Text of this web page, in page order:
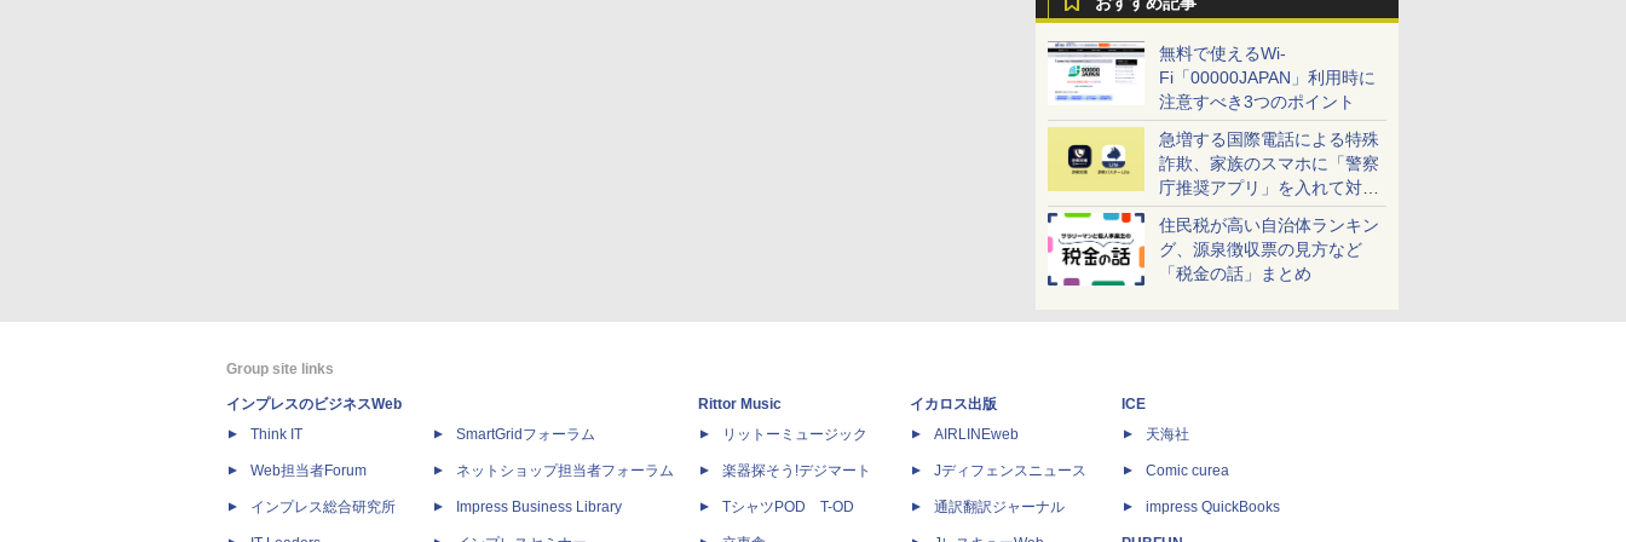
無料で使えるWi-
Fi「00000JAPAN」利用時に
注意すべき3つのポイント
急増する国際電話による特殊
詐欺、家族のスマホに「警察
庁推奨アプリ」を入れて対策
しよう！
住民税が高い自治体ランキン
グ、源泉徴収票の見方など
「税金の話」まとめ
Group site links
インプレスのビジネスWeb
Think IT
Web担当者Forum
インプレス総合研究所
SmartGridフォーラム
ネットショップ担当者フォーラム
Impress Business Library
Rittor Music
リットーミュージック
楽器探そう!デジマート
TシャツPOD T-OD
イカロス出版
AIRLINEweb
Jディフェンスニュース
通訳翻訳ジャーナル
ICE
天海社
Comic curea
impress QuickBooks